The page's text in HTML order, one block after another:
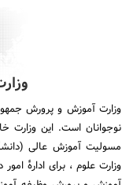
وزارت آموزش و پرورش
مسولیت آموزش عالی
وزارت علوم ، برای ادارهٔ